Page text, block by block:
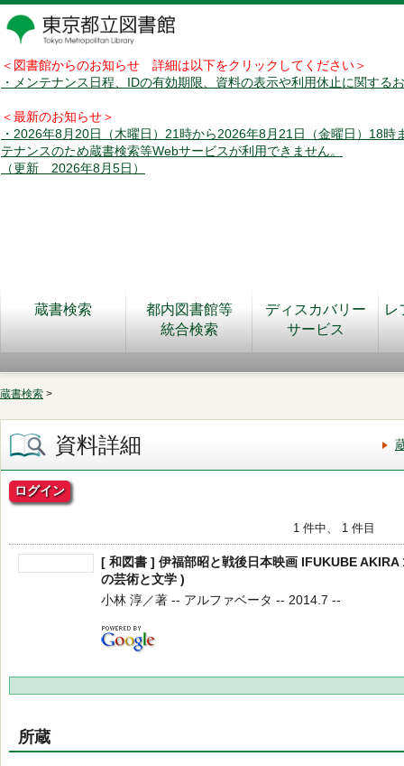
＜図書館からのお知らせ 詳細は以下をクリックしてください＞
・メンテナンス日程、IDの有効期限、資料の表示や利用休止に関する
＜最新のお知らせ＞
・2026年8月20日（木曜日）21時から2026年8月21日（金曜日）18時
テナンスのため蔵書検索等Webサービスが利用できません。
（更新 2026年8月5日）
蔵書検索
都内図書館等
統合検索
ディスカバリー
サービス
レ
蔵書検索 >
資料詳細
ログイン
1 件中、 1 件目
[ 和図書 ] 伊福部昭と戦後日本映画 IFUKUBE
の芸術と文学 )
小林 淳／著 -- アルファベータ -- 2014.7 --
所蔵